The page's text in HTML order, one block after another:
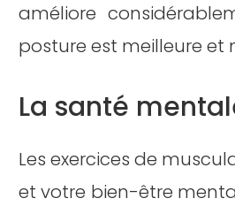
améliore
posture est meilleure
La santé
Les exercices de
et votre bien-être